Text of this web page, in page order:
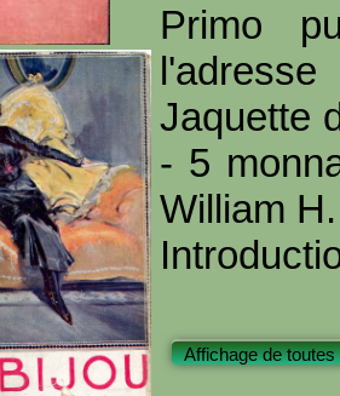
Primo
l'adresse
Jaquette
- 5
William H.
Affichage de